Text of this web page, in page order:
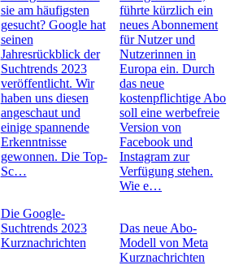
sie am häufigsten
gesucht? Google hat
seinen
Jahresrückblick der
Suchtrends 2023
veröffentlicht. Wir
haben uns diesen
angeschaut und
einige spannende
Erkenntnisse
gewonnen. Die Top-
Sc…
Die Google-
Suchtrends 2023
Kurznachrichten
führte kürzlich ein
neues Abonnement
für Nutzer und
Nutzerinnen in
Europa ein. Durch
das neue
kostenpflichtige Abo
soll eine werbefreie
Version von
Facebook und
Instagram zur
Verfügung stehen.
Wie e…
Das neue Abo-
Modell von Meta
Kurznachrichten